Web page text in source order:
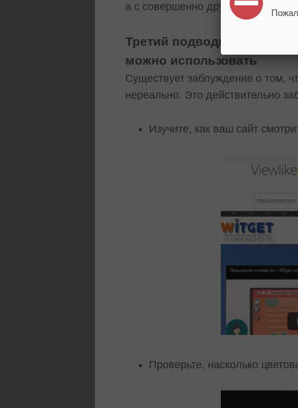
а с совершенно другими
Третий подводный камень:
можно использовать
Существует заблуждение о том,
нереально. Это действительно
Изучите, как ваш сайт
Проверьте, насколько